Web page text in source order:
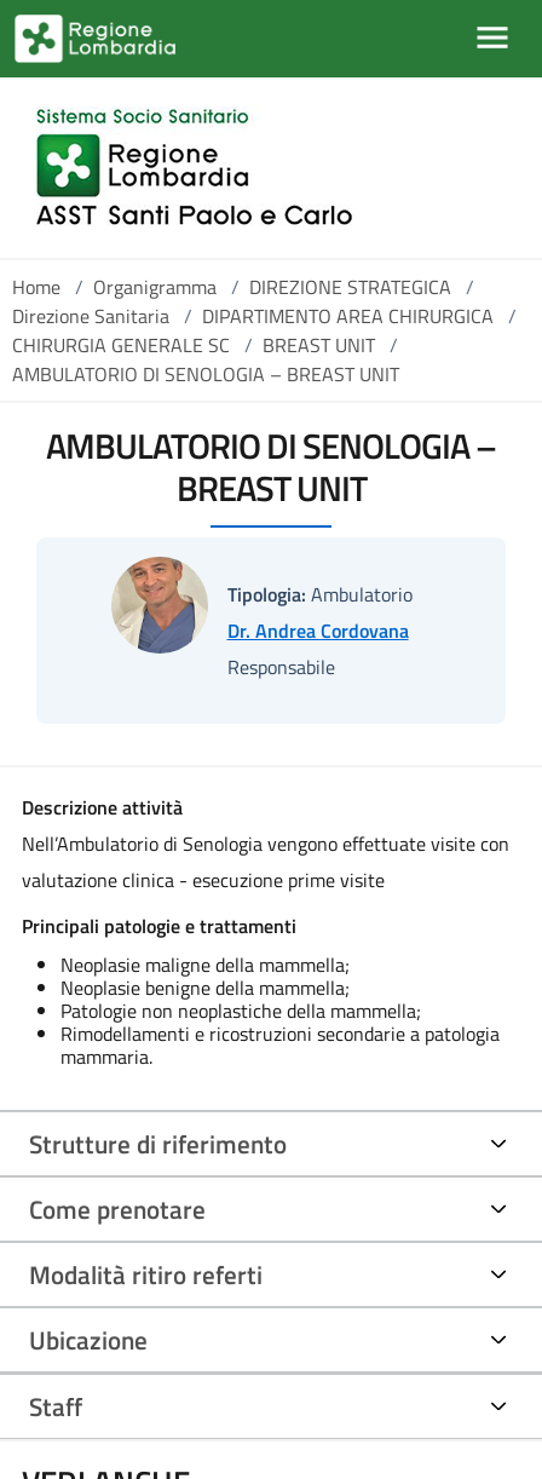
Salta al contenuto principale
Home / Organigramma / DIREZIONE STRATEGICA /
Direzione Sanitaria / DIPARTIMENTO AREA CHIRURGICA /
CHIRURGIA GENERALE SC / BREAST UNIT /
AMBULATORIO DI SENOLOGIA – BREAST UNIT
AMBULATORIO DI SENOLOGIA –
BREAST UNIT
Tipologia: Ambulatorio
Dr. Andrea Cordovana
Responsabile
Descrizione attività
Nell’Ambulatorio di Senologia vengono effettuate visite con
valutazione clinica - esecuzione prime visite
Principali patologie e trattamenti
Neoplasie maligne della mammella;
Neoplasie benigne della mammella;
Patologie non neoplastiche della mammella;
Rimodellamenti e ricostruzioni secondarie a patologia
mammaria.
Strutture di riferimento
Come prenotare
Modalità ritiro referti
Ubicazione
Staff